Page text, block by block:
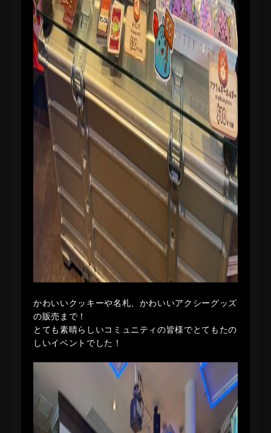
かわいいクッキーや名札、かわいいアクシーグッズ
の販売まで！
とても素晴らしいコミュニティの皆様でとてもたの
しいイベントでした！